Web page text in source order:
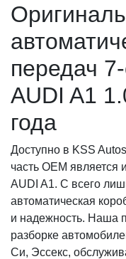
передач
AUDI A1
года
Доступно в KSS
часть OEM
AUDI A1. С всего
автоматическая
и надежность. Наша
разборке
Си, Эссекс,